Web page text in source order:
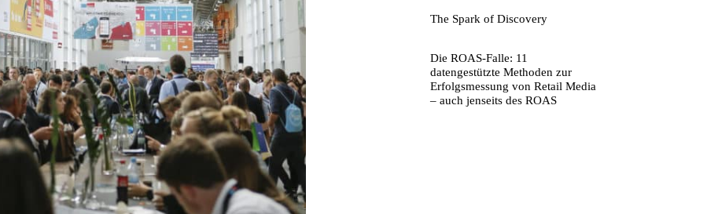
The Spark of Discovery
Die ROAS-Falle: 11
datengestützte Methoden zur
Erfolgsmessung von Retail Media
– auch jenseits des ROAS